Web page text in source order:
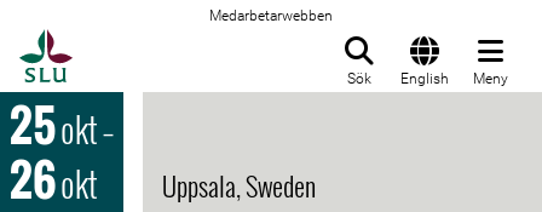
Medarbetarwebben
Sök English Meny
25okt–
26okt Uppsala, Sweden